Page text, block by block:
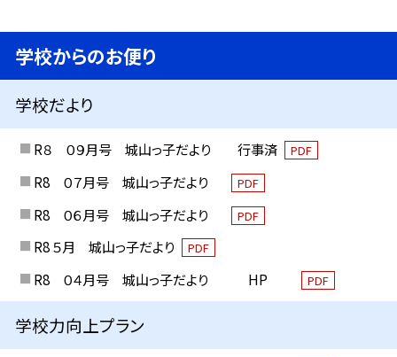
学校からのお便り
学校だより
R８ ０９月号 城山っ子だより 行事済 PDF
R8 ０７月号 城山っ子だより PDF
R8 ０６月号 城山っ子だより PDF
R8 ５月 城山っ子だより PDF
R8 ０４月号 城山っ子だより HP PDF
学校力向上プラン